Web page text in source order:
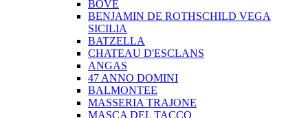
BOVE
BENJAMIN DE ROTHSCHILD VEGA
SICILIA
BATZELLA
CHATEAU D'ESCLANS
ANGAS
47 ANNO DOMINI
BALMONTEE
MASSERIA TRAJONE
MASCA DEL TACCO